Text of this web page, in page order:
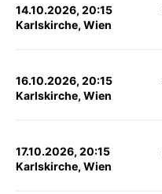
14.10.2026, 20:15
Karlskirche, Wien
16.10.2026, 20:15
Karlskirche, Wien
17.10.2026, 20:15
Karlskirche, Wien